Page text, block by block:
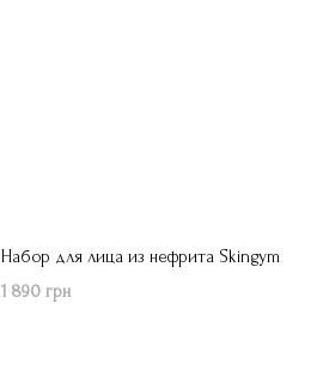
Набор для лица из нефрита Skingym
1 890 грн